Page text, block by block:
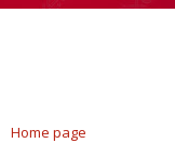
Home page